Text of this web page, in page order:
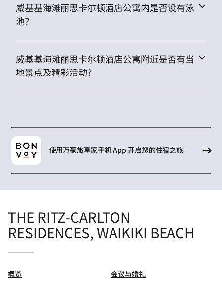
威基基海滩丽思卡尔顿酒店公寓内是否设有泳
池？
威基基海滩丽思卡尔顿酒店公寓附近是否有当
地景点及精彩活动？
使用万豪旅享家手机 App 开启您的住宿之旅
THE RITZ-CARLTON
RESIDENCES, WAIKIKI BEACH
概览
会议与婚礼